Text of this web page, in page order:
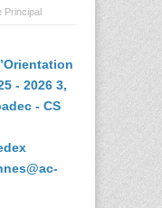
Principal
- 2026 3,
- CS